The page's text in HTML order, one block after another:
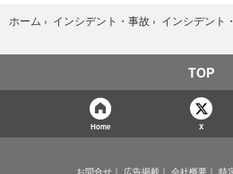
ホーム › インシデント・事故 › インシデント
TOP
Home X